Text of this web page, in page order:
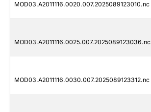
MOD03.A2011116.0020.007.2025089123010.nc
MOD03.A2011116.0025.007.2025089123036.nc
MOD03.A2011116.0030.007.2025089123312.nc